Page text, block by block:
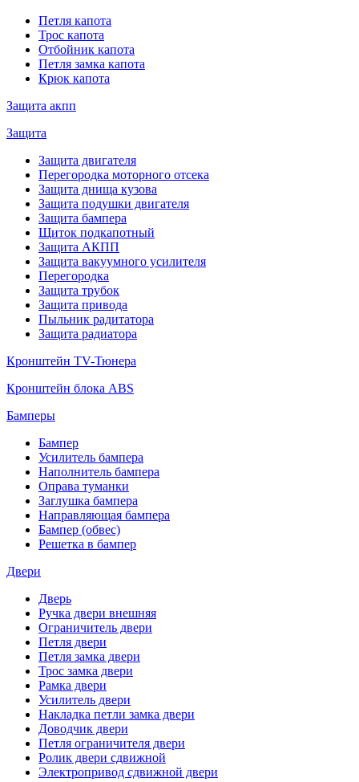
Петля капота
Трос капота
Отбойник капота
Петля замка капота
Крюк капота
Защита акпп
Защита
Защита двигателя
Перегородка моторного отсека
Защита днища кузова
Защита подушки двигателя
Защита бампера
Щиток подкапотный
Защита АКПП
Защита вакуумного усилителя
Перегородка
Защита трубок
Защита привода
Пыльник радитатора
Защита радиатора
Кронштейн TV-Тюнера
Кронштейн блока ABS
Бамперы
Бампер
Усилитель бампера
Наполнитель бампера
Оправа туманки
Заглушка бампера
Направляющая бампера
Бампер (обвес)
Решетка в бампер
Двери
Дверь
Ручка двери внешняя
Ограничитель двери
Петля двери
Петля замка двери
Трос замка двери
Рамка двери
Усилитель двери
Накладка петли замка двери
Доводчик двери
Петля ограничителя двери
Ролик двери сдвижной
Электропривод сдвижной двери